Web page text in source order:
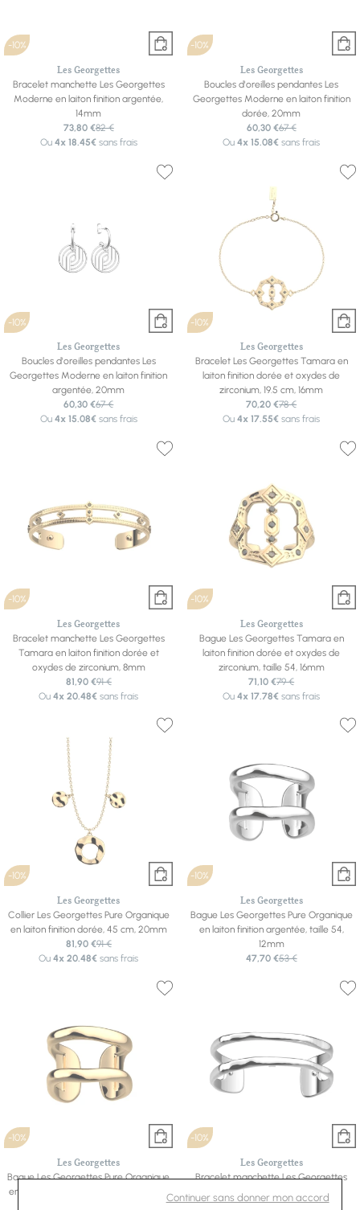
Continuer sans donner mon accord
-10%
Les Georgettes
Bracelet manchette Les Georgettes
Moderne en laiton finition argentée,
14mm
73,80 €82 €
Ou 4x 18.45€sans frais
-10%
Les Georgettes
Boucles d'oreilles pendantes Les
Georgettes Moderne en laiton finition
dorée, 20mm
60,30 €67 €
Ou4x 15.08€ sans frais
-10%
Les Georgettes
Boucles d'oreilles pendantes Les
Georgettes Moderne en laiton finition
argentée, 20mm
60,30 €67 €
Ou 4x 15.08€sans frais
-10%
Les Georgettes
Bracelet Les Georgettes Tamara en
laiton finition dorée et oxydes de
zirconium, 19.5 cm, 16mm
70,20 €78 €
Ou4x 17.55€ sans frais
-10%
Les Georgettes
Bracelet manchette Les Georgettes
Tamara en laiton finition dorée et
oxydes de zirconium, 8mm
81,90 €91 €
Ou4x 20.48€ sans frais
-10%
Les Georgettes
Bague Les Georgettes Tamara en
laiton finition dorée et oxydes de
zirconium, taille 54, 16mm
71,10 €79 €
Ou4x 17.78€ sans frais
-10%
Les Georgettes
Collier Les Georgettes Pure Organique
en laiton finition dorée, 45 cm, 20mm
81,90 €91 €
Ou4x 20.48€ sans frais
-10%
Les Georgettes
Bague Les Georgettes Pure Organique
en laiton finition argentée, taille 54,
12mm
47,70 €53 €
-10%
Les Georgettes
Bague Les Georgettes Pure Organique
en laiton finition dorée, taille 54, 12mm
-10%
Les Georgettes
Bracelet manchette Les Georgettes
Pure Organique en laiton finition
argentée, 14mm